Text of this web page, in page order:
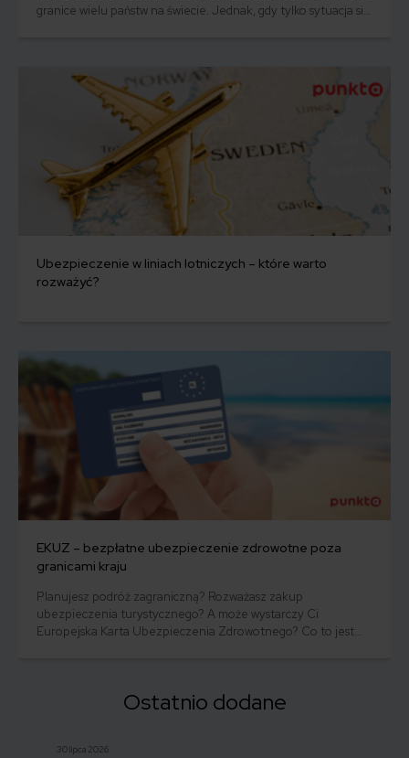
granice wielu państw na świecie. Jednak, gdy tylko sytuacja się
Ubezpieczenie w liniach lotniczych – które warto
rozważyć?
EKUZ – bezpłatne ubezpieczenie zdrowotne poza
granicami kraju
Planujesz podróż zagraniczną? Rozważasz zakup
ubezpieczenia turystycznego? A może wystarczy Ci
Europejska Karta Ubezpieczenia Zdrowotnego? Co to jest
Ostatnio dodane
30 lipca 2026